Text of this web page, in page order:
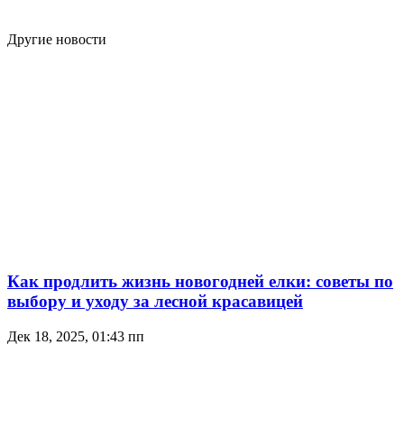
Другие новости
Как продлить жизнь новогодней елки: советы по
выбору и уходу за лесной красавицей
Дек 18, 2025, 01:43 пп